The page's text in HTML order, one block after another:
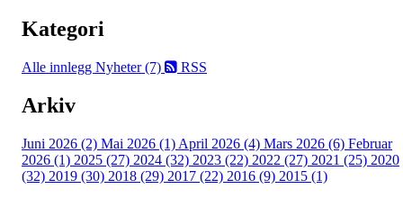
Kategori
Alle innlegg Nyheter (7) RSS
Arkiv
Juni 2026 (2) Mai 2026 (1) April 2026 (4) Mars 2026 (6) Februar
2026 (1) 2025 (27) 2024 (32) 2023 (22) 2022 (27) 2021 (25) 2020
(32) 2019 (30) 2018 (29) 2017 (22) 2016 (9) 2015 (1)